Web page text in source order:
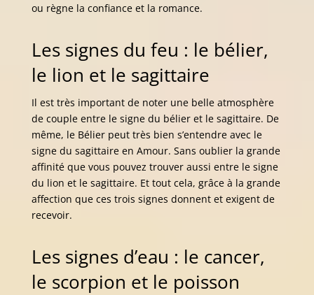
ou règne la confiance et la romance.
Les signes du feu : le bélier,
le lion et le sagittaire
Il est très important de noter une belle atmosphère
de couple entre le signe du bélier et le sagittaire. De
même, le Bélier peut très bien s’entendre avec le
signe du sagittaire en Amour. Sans oublier la grande
affinité que vous pouvez trouver aussi entre le signe
du lion et le sagittaire. Et tout cela, grâce à la grande
affection que ces trois signes donnent et exigent de
recevoir.
Les signes d’eau : le cancer,
le scorpion et le poisson